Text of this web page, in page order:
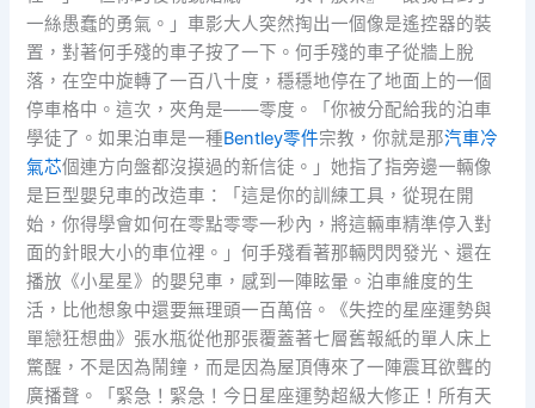
一絲愚蠢的勇氣。」車影大人突然掏出一個像是遙控器的裝
置，對著何手殘的車子按了一下。何手殘的車子從牆上脫
落，在空中旋轉了一百八十度，穩穩地停在了地面上的一個
停車格中。這次，夾角是——零度。「你被分配給我的泊車
學徒了。如果泊車是一種Bentley零件宗教，你就是那汽車冷
氣芯個連方向盤都沒摸過的新信徒。」她指了指旁邊一輛像
是巨型嬰兒車的改造車：「這是你的訓練工具，從現在開
始，你得學會如何在零點零零一秒內，將這輛車精準停入對
面的針眼大小的車位裡。」何手殘看著那輛閃閃發光、還在
播放《小星星》的嬰兒車，感到一陣眩暈。泊車維度的生
活，比他想象中還要無理頭一百萬倍。《失控的星座運勢與
單戀狂想曲》張水瓶從他那張覆蓋著七層舊報紙的單人床上
驚醒，不是因為鬧鐘，而是因為屋頂傳來了一陣震耳欲聾的
廣播聲。「緊急！緊急！今日星座運勢超級大修正！所有天